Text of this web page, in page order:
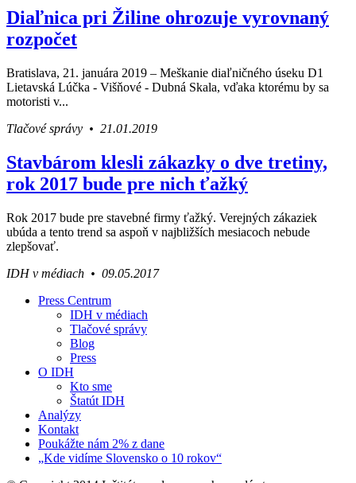
Diaľnica pri Žiline ohrozuje vyrovnaný
rozpočet
Bratislava, 21. januára 2019 – Meškanie diaľničného úseku D1
Lietavská Lúčka - Višňové - Dubná Skala, vďaka ktorému by sa
motoristi v...
Tlačové správy • 21.01.2019
Stavbárom klesli zákazky o dve tretiny,
rok 2017 bude pre nich ťažký
Rok 2017 bude pre stavebné firmy ťažký. Verejných zákaziek
ubúda a tento trend sa aspoň v najbližších mesiacoch nebude
zlepšovať.
IDH v médiach • 09.05.2017
Váš sprievodca svetom infraštruktúry a
ekonomiky
Press Centrum
IDH v médiach
Tlačové správy
Blog
Press
O IDH
Kto sme
Štatút IDH
Analýzy
Kontakt
Poukážte nám 2% z dane
„Kde vidíme Slovensko o 10 rokov“